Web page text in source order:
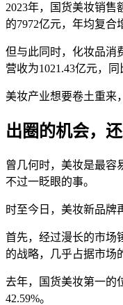
2023年，国货美妆销售
的7972亿元，年均复合
但与此同时，化妆品消
营收为1021.43亿元，同
美妆产业想要卷土重来
出圈的机会，还
曾几何时，美妆是最容
不过一眨眼的事。
时至今日，美妆新品牌
首先，经过漫长的市场
的战略，几乎占据市场
去年，国货美妆第一的
42.59%。